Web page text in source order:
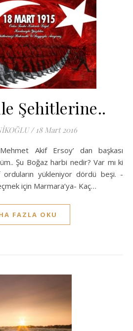
Şehitlerine..
/ 18 Mart 2016
Şu Boğaz harbi nedir? Var mı ki
yükleniyor dördü beşi. -
için Marmara’ya- Kaç…
FAZLA OKU